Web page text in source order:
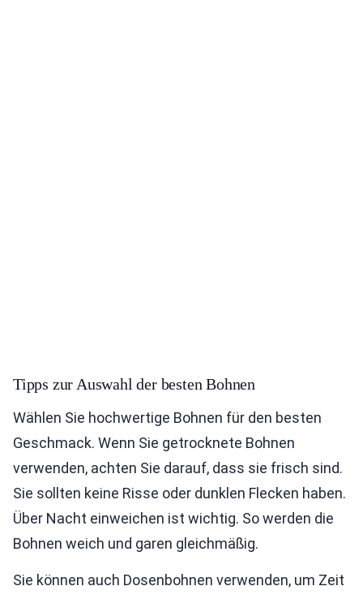
Tipps zur Auswahl der besten Bohnen
Wählen Sie hochwertige Bohnen für den besten
Geschmack. Wenn Sie getrocknete Bohnen
verwenden, achten Sie darauf, dass sie frisch sind.
Sie sollten keine Risse oder dunklen Flecken haben.
Über Nacht einweichen ist wichtig. So werden die
Bohnen weich und garen gleichmäßig.
Sie können auch Dosenbohnen verwenden, um Zeit